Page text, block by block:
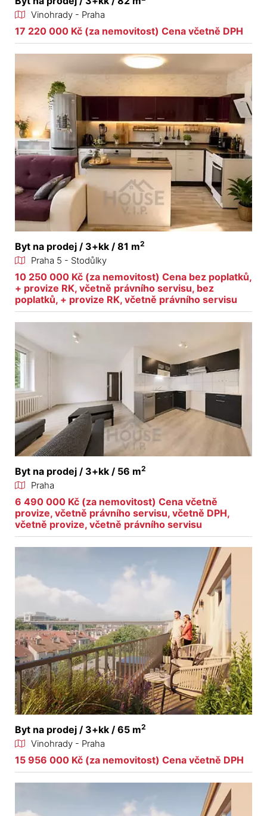
Vinohrady - Praha
17 220 000 Kč (za nemovitost) Cena včetně DPH
Byt na prodej / 3+kk / 81 m2
Praha 5 - Stodůlky
10 250 000 Kč (za nemovitost) Cena bez poplatků,
+ provize RK, včetně právního servisu, bez
poplatků, + provize RK, včetně právního servisu
Byt na prodej / 3+kk / 56 m2
Praha
6 490 000 Kč (za nemovitost) Cena včetně
provize, včetně právního servisu, včetně DPH,
včetně provize, včetně právního servisu
Byt na prodej / 3+kk / 65 m2
Vinohrady - Praha
15 956 000 Kč (za nemovitost) Cena včetně DPH